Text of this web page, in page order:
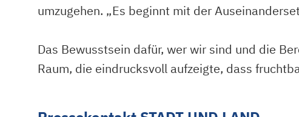
umzugehen. „Es beginnt mit der
Das Bewusstsein dafür, wer wir sind und die
Raum, die eindrucksvoll aufzeigte, dass